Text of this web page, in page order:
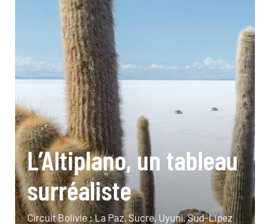
L’Altiplano, un tableau
surréaliste
Circuit Bolivie : La Paz, Sucre, Uyuni, Sud-Lípez